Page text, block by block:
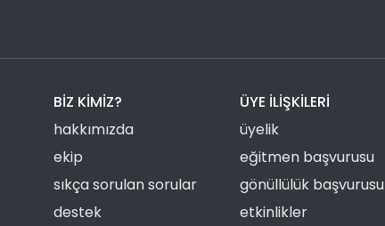
BIZ KIMIZ?
hakkımızda
ekip
sıkça sorulan sorular
destek
ÜYE ILIŞKILERI
üyelik
eğitmen başvurusu
gönüllülük başvurusu
etkinlikler